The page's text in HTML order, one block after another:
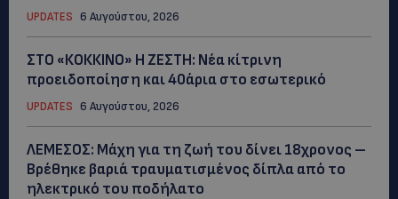
UPDATES 6 Αυγούστου, 2026
ΣΤΟ «ΚΟΚΚΙΝΟ» Η ΖΕΣΤΗ: Νέα κίτρινη
προειδοποίηση και 40άρια στο εσωτερικό
UPDATES 6 Αυγούστου, 2026
ΛΕΜΕΣΟΣ: Μάχη για τη ζωή του δίνει 18χρονος –
Βρέθηκε βαριά τραυματισμένος δίπλα από το
ηλεκτρικό του ποδήλατο